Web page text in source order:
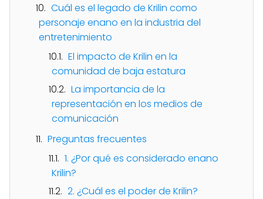
Cuál es el legado de Krilin como
personaje enano en la industria del
entretenimiento
El impacto de Krilin en la
comunidad de baja estatura
La importancia de la
representación en los medios de
comunicación
Preguntas frecuentes
1. ¿Por qué es considerado enano
Krilin?
2. ¿Cuál es el poder de Krilin?